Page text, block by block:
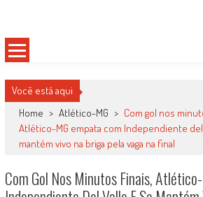
content
Você está aqui
Home > Atlético-MG > Com gol nos
Atlético-MG empata com Independiente del
mantém vivo na briga pela vaga na final
Com Gol Nos Minutos Finais,